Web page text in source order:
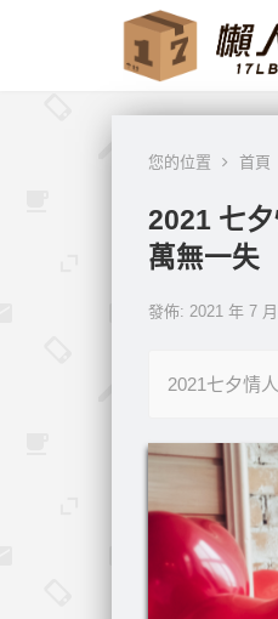
您的位置 首頁
2021 七
萬無一失
發佈: 2021 年 7
2021七夕情